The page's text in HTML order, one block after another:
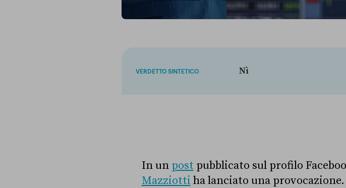
VERDETTO SINTETICO Nì
In un post pubblicato sul profilo
Mazziotti ha lanciato una